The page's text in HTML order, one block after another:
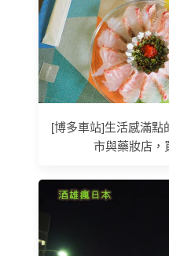
[博多車站]生活感滿點
市與藥妝店，